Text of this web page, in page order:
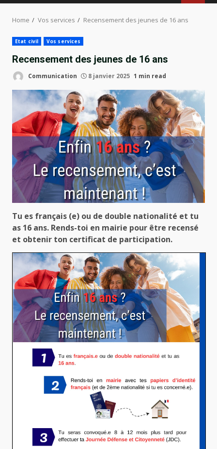
Home Vos services Recensement des jeunes de 16 ans
Etat civil Vos services
Recensement des jeunes de 16 ans
Communication 8 janvier 2025 1 min read
Tu es français (e) ou de double nationalité et tu
as 16 ans. Rends-toi en mairie pour être recensé
et obtenir ton certificat de participation.